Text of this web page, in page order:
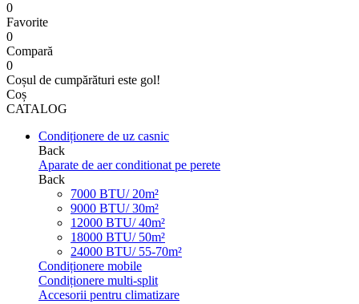
0
Favorite
0
Compară
0
Coșul de cumpărături este gol!
Coș
CATALOG
Condiționere de uz casnic
Back
Aparate de aer conditionat pe perete
Back
7000 BTU/ 20m²
9000 BTU/ 30m²
12000 BTU/ 40m²
18000 BTU/ 50m²
24000 BTU/ 55-70m²
Condiționere mobile
Condiționere multi-split
Accesorii pentru climatizare